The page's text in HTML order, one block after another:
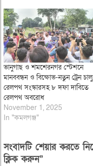
ভানুগাছ ও শমশেরনগর স্টেশনে
মানববন্ধন ও বিক্ষোভ-নতুন ট্রেন চালু,
রেলপথ সংস্কারসহ ৮ দফা দাবিতে
রেলপথ অবরোধ
November 1, 2025
In "কমলগঞ্জ"
সংবাদটি শেয়ার করতে
ক্লিক করুন”